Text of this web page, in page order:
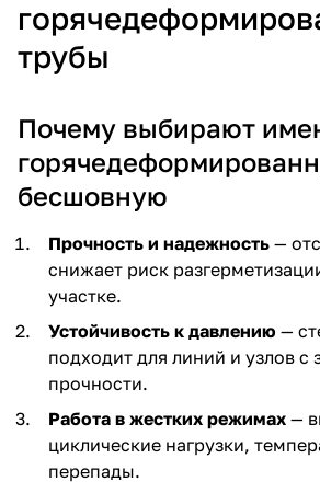
трубы
Почему выбирают
бесшовную
Прочность и надежность —
снижает риск
участке.
Устойчивость к давлению —
подходит для линий и узлов с
прочности.
Работа в жестких режимах —
циклические нагрузки,
перепады.